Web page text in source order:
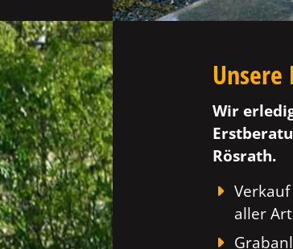
Unsere
Wir
Rösrath.
aller Art